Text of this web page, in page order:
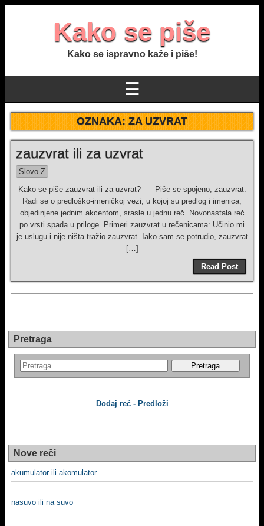
Kako se piše
Kako se ispravno kaže i piše!
☰
OZNAKA:ZA UZVRAT
zauzvrat ili za uzvrat
Slovo Z
Kako se piše zauzvrat ili za uzvrat? Piše se spojeno, zauzvrat.
Radi se o predloško-imeničkoj vezi, u kojoj su predlog i imenica,
objedinjene jednim akcentom, srasle u jednu reč. Novonastala reč
po vrsti spada u priloge. Primeri zauzvrat u rečenicama: Učinio mi
je uslugu i nije ništa tražio zauzvrat. Iako sam se potrudio, zauzvrat
[…]
Read Post
Pretraga
Dodaj reč - Predloži
Nove reči
akumulator ili akomulator
nasuvo ili na suvo